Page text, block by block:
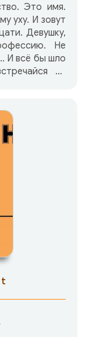
Это имя.
уху. И зовут
Девушку,
Не
ей
ФСБ. Таким
t